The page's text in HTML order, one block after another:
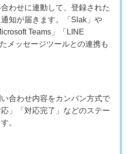
わせに連動して、登録された
知が届きます。「Slak」や
Teams」「LINE
メッセージツールとの連携も
合わせ内容をカンバン方式で
」「対応完了」などのステー
。